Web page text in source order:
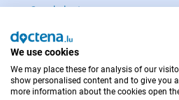
Gynäkologie
Frauenheilkunde)
in Luxemburg
Alle anzeigen →
We use cookies
We may place these for analysis of our
show personalised content and to give you
more information about the cookies open